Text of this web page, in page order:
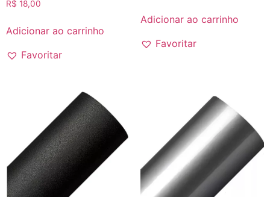
R$ 18,00
Adicionar ao carrinho
Favoritar
Adicionar ao carrinho
Favoritar